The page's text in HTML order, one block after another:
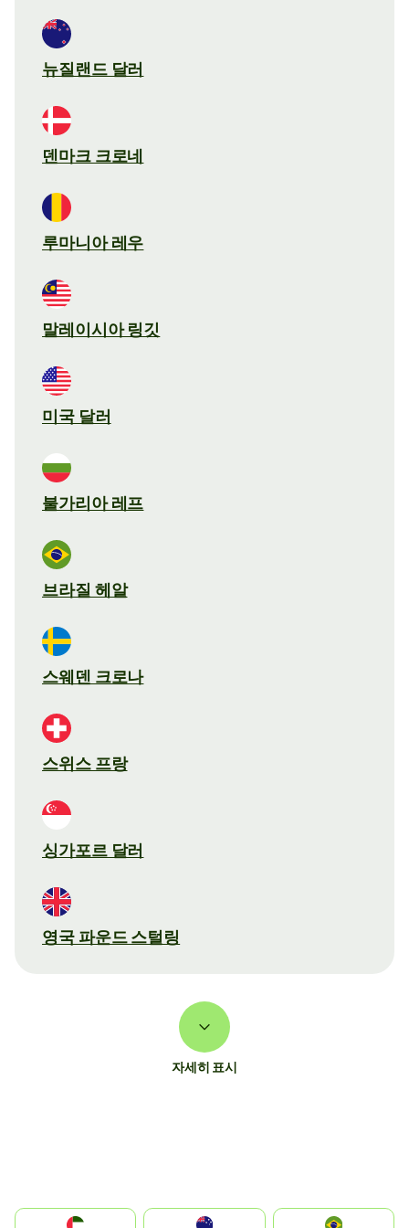
뉴질랜드 달러
덴마크 크로네
루마니아 레우
말레이시아 링깃
미국 달러
불가리아 레프
브라질 헤알
스웨덴 크로나
스위스 프랑
싱가포르 달러
영국 파운드 스털링
자세히 표시